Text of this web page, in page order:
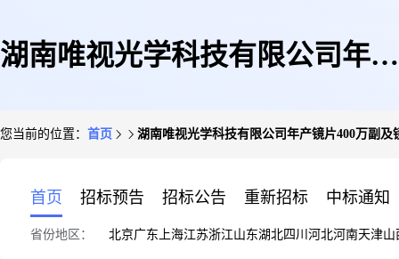
湖南唯视光学科技有限公司年产
您当前的位置： 首页 湖南唯视光学科技有限公司年产镜片400万副
首页 招标预告 招标公告 重新招标 中标通知
省份地区： 北京广东 上海江苏浙江山东湖北四川 河北河南天津山